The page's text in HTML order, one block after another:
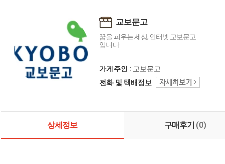
교보문고
꿈을 피우는 세상, 인터넷 교보문고
입니다.
가게주인 : 교보문고
전화 및 택배정보
상세정보 구매후기 (0)